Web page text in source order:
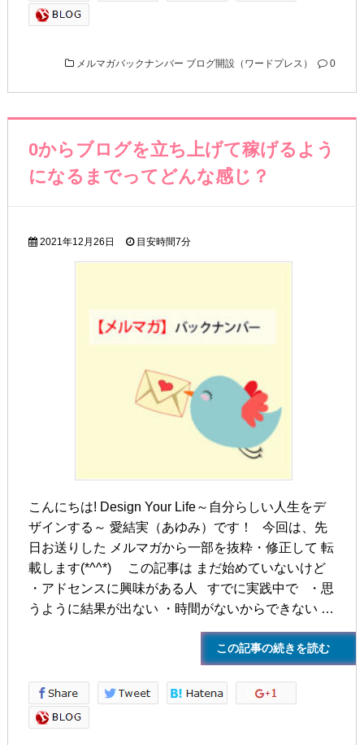
メルマガバックナンバー ブログ開設（ワードプレス） 0
0からブログを立ち上げて稼げるよう
になるまでってどんな感じ？
2021年12月26日 目安時間7分
こんにちは! Design Your Life～自分らしい人生をデ
ザインする～ 愛結実（あゆみ）です！ 今回は、先
日お送りした メルマガから一部を抜粋・修正して 転
載します(*^^*) この記事は まだ始めていないけど
・アドセンスに興味がある人 すでに実践中で ・思
うように結果が出ない ・時間がないからできない …
この記事の続きを読む